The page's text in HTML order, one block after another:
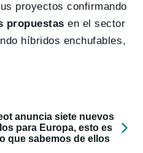
proyectos confirmando
propuestas en el sector
híbridos enchufables,
anuncia siete nuevos
para Europa, esto es
que sabemos de ellos